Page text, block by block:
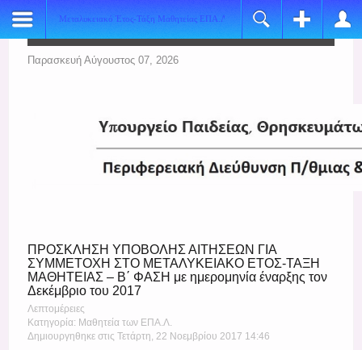
Μεταλυκειακό Έτος-Τάξη Μαθητείας ΕΠΑ.Λ.
Login
Όνομα Χρήστη
Να με θυμάσαι
Register
*
Verify Password:
Fields marked with an asterisk (*) are required.
Παρασκευή Αύγουστος 07, 2026
ΠΡΟΣΚΛΗΣΗ ΥΠΟΒΟΛΗΣ ΑΙΤΗΣΕΩΝ ΓΙΑ
ΣΥΜΜΕΤΟΧΗ ΣΤΟ ΜΕΤΑΛΥΚΕΙΑΚΟ ΕΤΟΣ-ΤΑΞΗ
ΜΑΘΗΤΕΙΑΣ – Β΄ ΦΑΣΗ με ημερομηνία έναρξης τον
Δεκέμβριο του 2017
Λεπτομέρειες
Κατηγορία: Μαθητεία των ΕΠΑ.Λ.
Δημιουργηθηκε στις Τετάρτη, 22 Νοεμβρίου 2017 14:46